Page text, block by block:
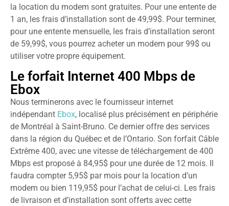
la location du modem sont gratuites. Pour une entente de
1 an, les frais d’installation sont de 49,99$. Pour terminer,
pour une entente mensuelle, les frais d’installation seront
de 59,99$, vous pourrez acheter un modem pour 99$ ou
utiliser votre propre équipement.
Le forfait Internet 400 Mbps de
Ebox
Nous terminerons avec le fournisseur internet
indépendant Ebox, localisé plus précisément en périphérie
de Montréal à Saint-Bruno. Ce dernier offre des services
dans la région du Québec et de l’Ontario. Son forfait Câble
Extrême 400, avec une vitesse de téléchargement de 400
Mbps est proposé à 84,95$ pour une durée de 12 mois. Il
faudra compter 5,95$ par mois pour la location d’un
modem ou bien 119,95$ pour l’achat de celui-ci. Les frais
de livraison et d’installation sont offerts avec cette